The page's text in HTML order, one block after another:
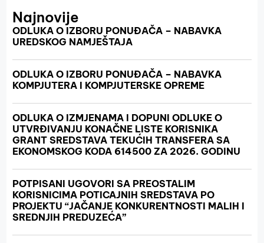
Najnovije
ODLUKA O IZBORU PONUĐAČA – NABAVKA
UREDSKOG NAMJEŠTAJA
ODLUKA O IZBORU PONUĐAČA – NABAVKA
KOMPJUTERA I KOMPJUTERSKE OPREME
ODLUKA O IZMJENAMA I DOPUNI ODLUKE O
UTVRĐIVANJU KONAČNE LISTE KORISNIKA
GRANT SREDSTAVA TEKUĆIH TRANSFERA SA
EKONOMSKOG KODA 614500 ZA 2026. GODINU
POTPISANI UGOVORI SA PREOSTALIM
KORISNICIMA POTICAJNIH SREDSTAVA PO
PROJEKTU “JAČANJE KONKURENTNOSTI MALIH I
SREDNJIH PREDUZEĆA”